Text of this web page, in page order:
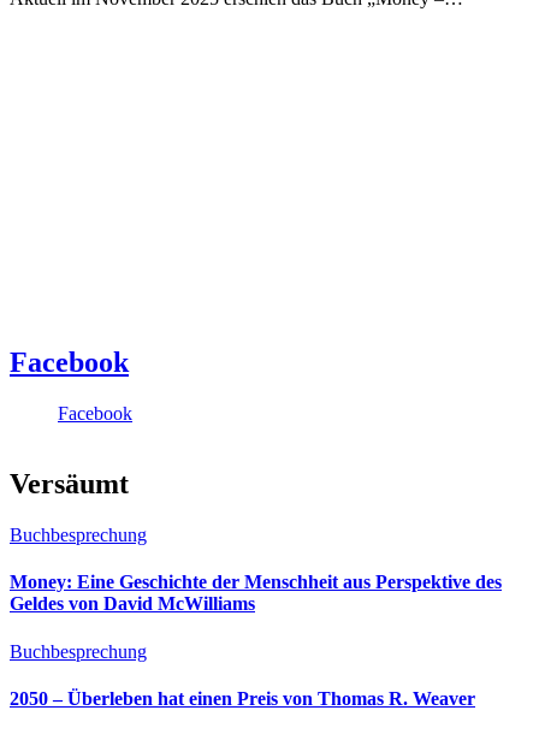
Facebook
Facebook
Versäumt
Buchbesprechung
Money: Eine Geschichte der Menschheit aus Perspektive des
Geldes von David McWilliams
Buchbesprechung
2050 – Überleben hat einen Preis von Thomas R. Weaver